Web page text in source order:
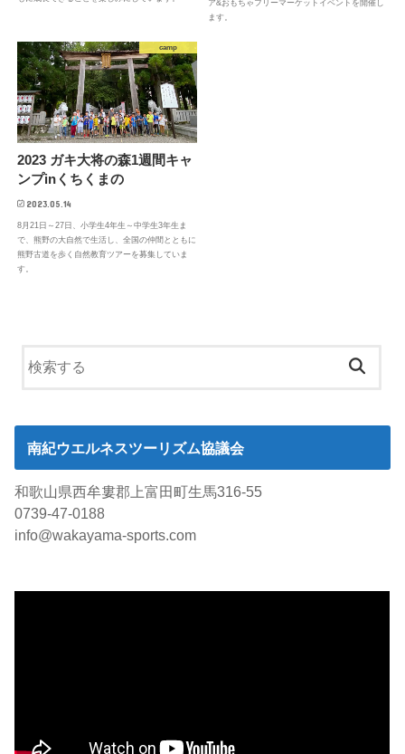
ア&おもちゃフリーマーケットイベントを開催し
ます。
camp
2023 ガキ大将の森1週間キャ
ンプinくちくまの
2023.05.14
8月21日～27日、小学生4年生～中学生3年生ま
で、熊野の大自然で生活し、全国の仲間とともに
熊野古道を歩く自然教育ツアーを募集していま
す。
南紀ウエルネスツーリズム協議会
和歌山県西牟婁郡上富田町生馬316-55
0739-47-0188
info@wakayama-sports.com